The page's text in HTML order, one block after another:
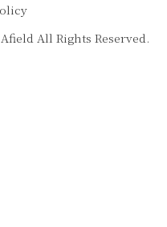
All Rights Reserved.